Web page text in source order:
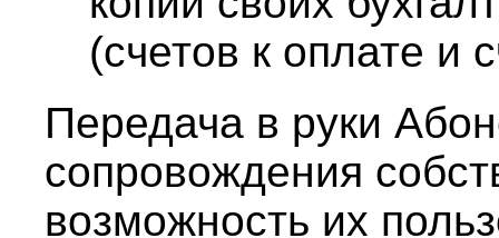
(счетов к оплате и
Передача в руки
сопровождения
возможность их